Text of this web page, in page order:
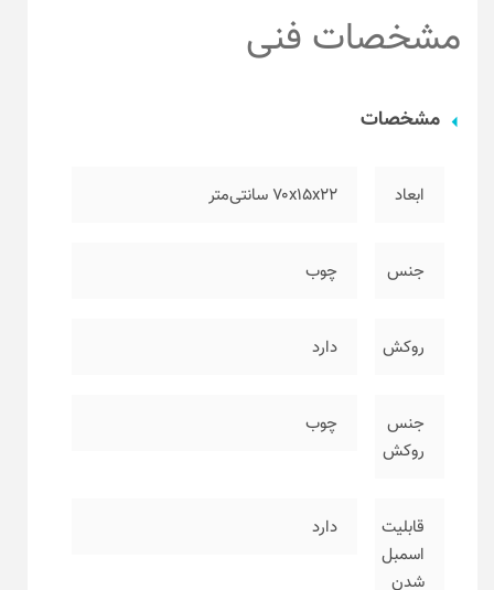
مشخصات فنی
مشخصات
ابعاد ۷۰x15x22 سانتی‌متر
جنس چوب
روکش دارد
جنس
روکش
چوب
قابلیت
اسمبل
شدن
دارد